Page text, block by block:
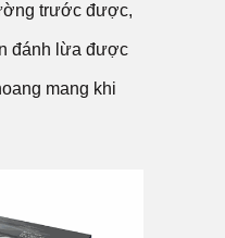
trước được,
đánh lừa được
mang khi